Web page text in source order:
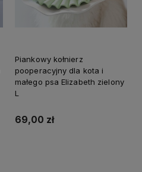
Piankowy kołnierz
pooperacyjny dla kota i
małego psa Elizabeth zielony
L
69,00 zł